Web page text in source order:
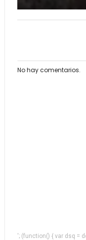
No hay comentarios.
'; (function() { var dsq =